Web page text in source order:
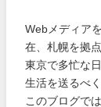
Webメディア
在、札幌を拠
東京で多忙な
生活を送るべ
このブログで